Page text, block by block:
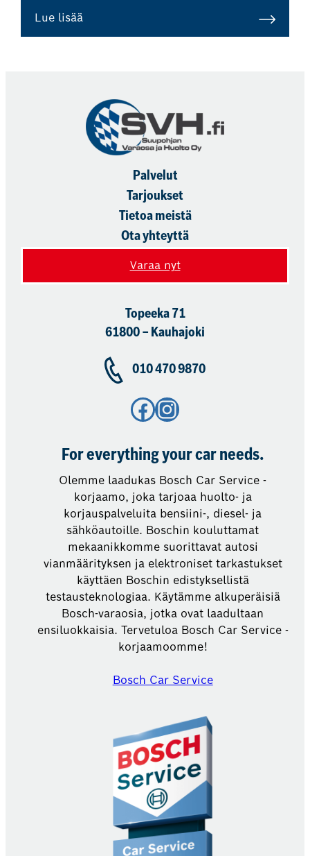
Lue lisää
Palvelut
Tarjoukset
Tietoa meistä
Ota yhteyttä
Varaa nyt
Topeeka 71
61800 – Kauhajoki
010 470 9870
Facebook Instagram
For everything your car needs.
Olemme laadukas Bosch Car Service -
korjaamo, joka tarjoaa huolto- ja
korjauspalveluita bensiini-, diesel- ja
sähköautoille. Boschin kouluttamat
mekaanikkomme suorittavat autosi
vianmäärityksen ja elektroniset tarkastukset
käyttäen Boschin edistyksellistä
testausteknologiaa. Käytämme alkuperäisiä
Bosch-varaosia, jotka ovat laadultaan
ensiluokkaisia. Tervetuloa Bosch Car Service -
korjaamoomme!
Bosch Car Service